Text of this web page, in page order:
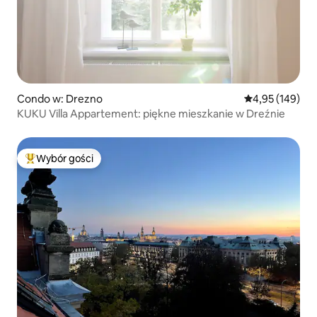
Condo w: Drezno Średnia
4,95 (149)
KUKU Villa Appartement: piękne mieszkanie w Dreźnie
Najpopularniejsze z kategorii Wybór gości
Wybór gości